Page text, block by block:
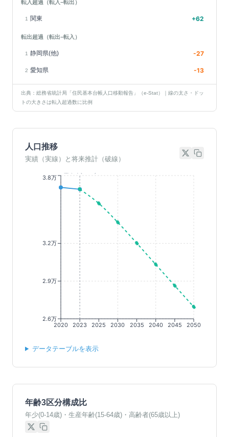
転入超過（転入−転出）
1 関東 +62
転出超過（転出−転入）
1 静岡県(他) -27
2 愛知県 -13
出典：総務省統計局「住民基本台帳人口移動報告」（e-Stat）｜線の太さ・ドッ
トの大きさは転入超過数に比例
人口推移
実績（実線）と将来推計（破線）
2020 2023 2025 2030 2035 2040 2045 2050
2.6万
2.9万
3.2万
3.8万
データテーブルを表示
年齢3区分構成比
年少(0-14歳)・生産年齢(15-64歳)・高齢者(65歳以上)